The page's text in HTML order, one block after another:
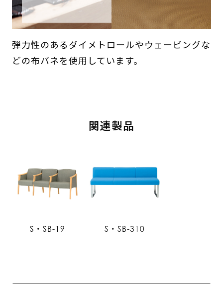
弾力性のあるダイメトロールやウェービングな
どの布バネを使用しています。
関連製品
S・SB-19 S・SB-310